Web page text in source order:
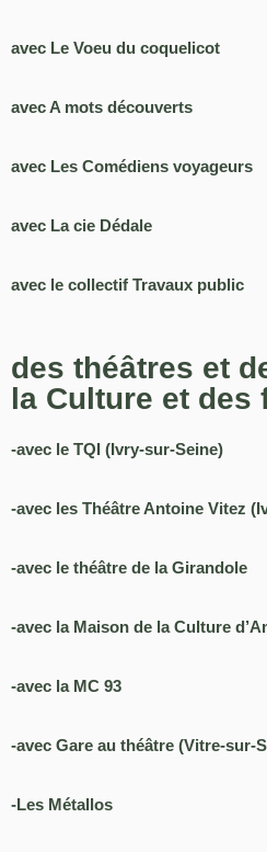
avec Le Voeu du coquelicot
avec A mots découverts
avec Les Comédiens voyageurs
avec La cie Dédale
avec le collectif Travaux public
des théâtres et
la Culture et des
-avec le TQI (Ivry-sur-Seine)
-avec les Théâtre Antoine Vitez
-avec le théâtre de la Girandole
-avec la Maison de la Culture
-avec la MC 93
-avec Gare au théâtre (Vitre-sur-
-Les Métallos